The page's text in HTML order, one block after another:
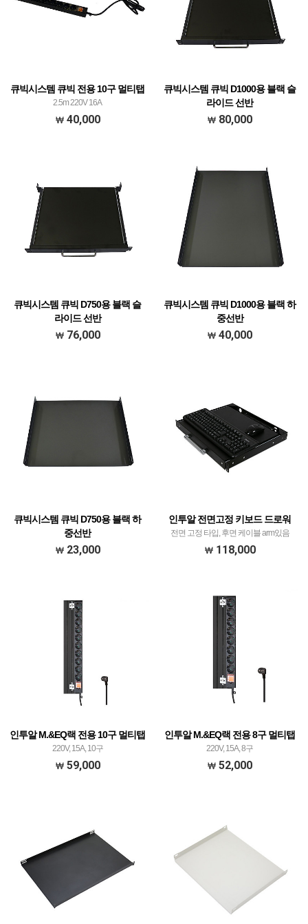
큐빅시스템 큐빅 전용 10구 멀티탭
2.5m 220V 16A
40,000
큐빅시스템 큐빅 D1000용 블랙 슬
라이드 선반
1U X Depth 380mm
80,000
큐빅시스템 큐빅 D750용 블랙 슬
라이드 선반
1U X Depth 380mm
76,000
큐빅시스템 큐빅 D1000용 블랙 하
중선반
(W)495 X (D) 700mm
40,000
큐빅시스템 큐빅 D750용 블랙 하
중선반
(W)495 X (D) 400mm
23,000
인투알 전면고정 키보드 드로워
전면 고정 타입, 후면 케이블 arm있음
118,000
인투알 M.&EQ랙 전용 10구 멀티탭
220V, 15A, 10구
59,000
인투알 M.&EQ랙 전용 8구 멀티탭
220V, 15A, 8구
52,000